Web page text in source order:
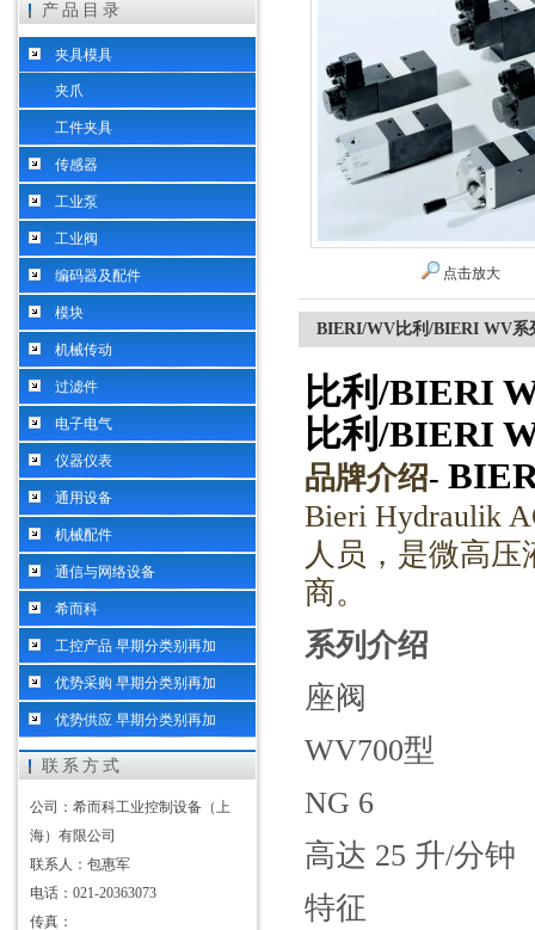
希而科工业控制设备（上海）有限公司
产品目录
夹具模具
夹爪
工件夹具
传感器
工业泵
工业阀
编码器及配件
模块
机械传动
过滤件
电子电气
仪器仪表
通用设备
机械配件
通信与网络设备
希而科
工控产品 早期分类别再加
优势采购 早期分类别再加
优势供应 早期分类别再加
联系方式
公司：希而科工业控制设备（上
海）有限公司
联系人：包惠军
电话：021-20363073
传真：
点击放大
BIERI/WV比利/BIERI WV系
比利/BIERI
比利/BIERI
品牌介绍-
Bieri Hydraulik
人员，是微高
商。
系列介绍
座阀
WV700型
NG 6
高达 25 升/分钟
特征